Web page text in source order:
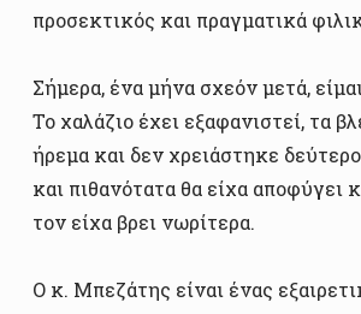
προσεκτικός και πραγματικά
Σήμερα, ένα μήνα σχεόν μετά,
Το χαλάζιο έχει εξαφανιστεί, τα
ήρεμα και δεν χρειάστηκε
και πιθανότατα θα είχα αποφύγει
τον είχα βρει νωρίτερα.
Ο κ. Μπεζάτης είναι ένας